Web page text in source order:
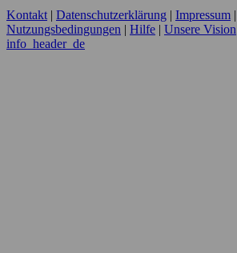
Kontakt| Datenschutzerklärung Impressum
Nutzungsbedingungen
Hilfe Unsere Vision
info_header_de